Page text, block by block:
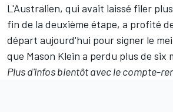
L'Australien, qui avait laissé filer
fin de la deuxième étape, a profité
départ aujourd'hui pour signer le
que Mason Klein a perdu plus de six
Plus d'infos bientôt avec le compte-